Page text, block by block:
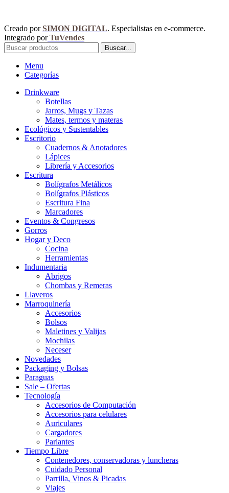
Creado porSIMON DIGITAL. Especialistas en e-commerce.
Integrado porTuVendes
Buscar...
Menu
Categorías
Drinkware
Botellas
Jarros, Mugs y Tazas
Mates, termos y materas
Ecológicos y Sustentables
Escritorio
Cuadernos & Anotadores
Lápices
Librería y Accesorios
Escritura
Bolígrafos Metálicos
Bolígrafos Plásticos
Escritura Fina
Marcadores
Eventos & Congresos
Gorros
Hogar y Deco
Cocina
Herramientas
Indumentaria
Abrigos
Chombas y Remeras
Llaveros
Marroquinería
Accesorios
Bolsos
Maletines y Valijas
Mochilas
Neceser
Novedades
Packaging y Bolsas
Paraguas
Sale – Ofertas
Tecnología
Accesorios de Computación
Accesorios para celulares
Auriculares
Cargadores
Parlantes
Tiempo Libre
Contenedores, conservadoras y luncheras
Cuidado Personal
Parrilla, Vinos & Picadas
Viajes